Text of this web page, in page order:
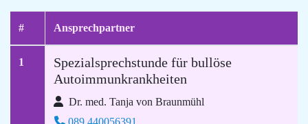
# Ansprechpartner
1
Spezialsprechstunde für bullöse
Autoimmunkrankheiten
Dr. med. Tanja von Braunmühl
089 440056391